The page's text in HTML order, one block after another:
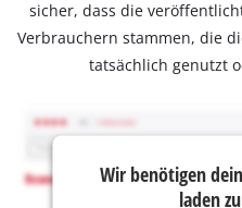
sicher, dass die
Verbrauchern stammen, die
tatsächlich genutzt
Wir benötigen
laden